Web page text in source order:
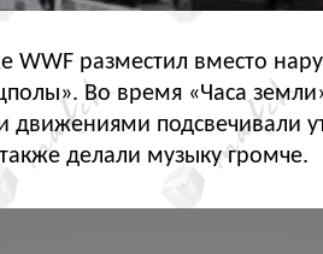
WWF разместил вместо
Во время «Часа
движениями подсвечивали
делали музыку громче.